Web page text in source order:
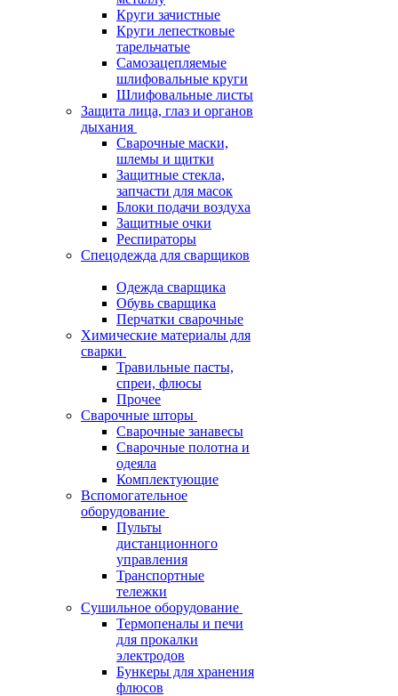
Круги зачистные
Круги лепестковые
тарельчатые
Самозацепляемые
шлифовальные круги
Шлифовальные листы
Защита лица, глаз и органов
дыхания
Сварочные маски,
шлемы и щитки
Защитные стекла,
запчасти для масок
Блоки подачи воздуха
Защитные очки
Респираторы
Спецодежда для сварщиков
Одежда сварщика
Обувь сварщика
Перчатки сварочные
Химические материалы для
сварки
Травильные пасты,
спреи, флюсы
Прочее
Сварочные шторы
Сварочные занавесы
Сварочные полотна и
одеяла
Комплектующие
Вспомогательное
оборудование
Пульты
дистанционного
управления
Транспортные
тележки
Сушильное оборудование
Термопеналы и печи
для прокалки
электродов
Бункеры для хранения
флюсов